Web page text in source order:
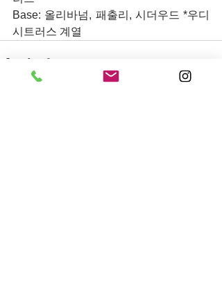
Base: 올리바넘, 패출리, 시더우드 *우디
시트러스 계열